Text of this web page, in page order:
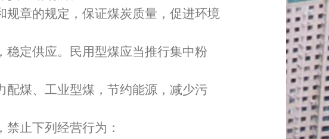
章的规定，保证煤炭质量，促进环境
定供应。民用型煤应当推行集中粉
煤、工业型煤，节约能源，减少污
止下列经营行为：